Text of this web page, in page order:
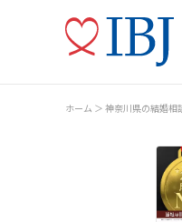
ホーム 神奈川県の結婚相